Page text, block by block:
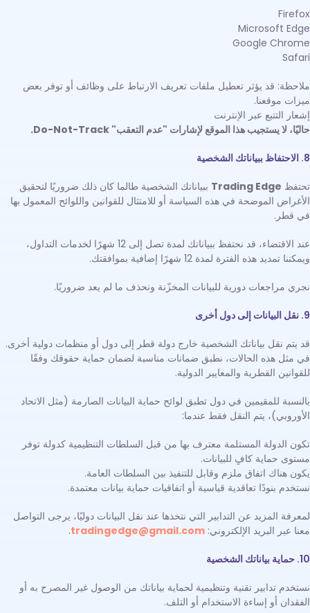
Firefox
Microsoft Edge
Google Chrome
Safari
ملاحظة: قد يؤثر تعطيل ملفات تعريف الارتباط على وظائف أو توفر بعض
ميزات موقعنا.
إشعار التتبع عبر الإنترنت
حاليًا، لا يستجيب هذا الموقع لإشارات "عدم التعقب" Do-Not-Track.
8. الاحتفاظ ببياناتك الشخصية
تحتفظ Trading Edge ببياناتك الشخصية طالما كان ذلك ضروريًا لتحقيق
الأغراض الموضحة في هذه السياسة أو للامتثال للقوانين واللوائح المعمول بها
في قطر.
عند الاقتضاء، قد نحتفظ ببياناتك لمدة تصل إلى 12 شهرًا لخدمات التداول،
ويمكننا تمديد هذه الفترة لمدة 12 شهرًا إضافية بموافقتك.
نجري مراجعات دورية للبيانات المخزّنة ونحذف ما لم يعد ضروريًا.
9. نقل البيانات إلى دول أخرى
قد يتم نقل بياناتك الشخصية خارج دولة قطر إلى دول أو منظمات دولية أخرى.
في مثل هذه الحالات، نطبق ضمانات مناسبة لضمان حماية حقوقك وفقًا
للقوانين القطرية والمعايير الدولية.
بالنسبة للمقيمين في دول تطبق لوائح حماية البيانات الصارمة (مثل الاتحاد
الأوروبي)، يتم النقل فقط عندما:
تكون الدولة المستلمة معترف بها من قبل السلطات التنظيمية كدولة توفر
مستوى حماية كافٍ للبيانات.
يكون هناك اتفاق ملزم وقابل للتنفيذ بين السلطات العامة.
نستخدم بنودًا تعاقدية قياسية أو اتفاقيات حماية بيانات معتمدة.
لمعرفة المزيد عن التدابير التي نتخذها عند نقل البيانات دوليًا، يرجى التواصل
معنا عبر البريد الإلكتروني: tradingedge@gmail.com
.
10. حماية بياناتك الشخصية
نستخدم تدابير تقنية وتنظيمية لحماية بياناتك من الوصول غير المصرح به أو
الفقدان أو إساءة الاستخدام أو التلف.